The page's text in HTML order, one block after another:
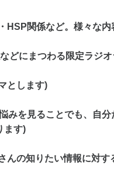
HSP関係など。様々な内
どにまつわる限定ラジオ
とします)
みを見ることでも、自分
ます)
んの知りたい情報に対す